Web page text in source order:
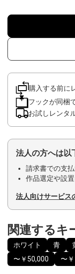
購入する前に
フックが同梱
お試しレンタ
法人の方へは以
請求書での支
作品選定や設
法人向けサービス
関連するキ
ホワイト 青
〜￥50,000
〜